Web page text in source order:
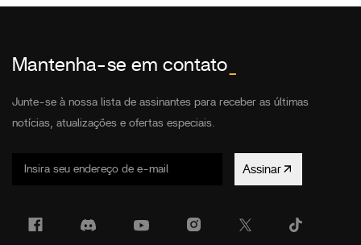
Mantenha-se em contato
Junte-se à nossa lista de assinantes para receber as últimas
notícias, atualizações e ofertas especiais.
Assinar